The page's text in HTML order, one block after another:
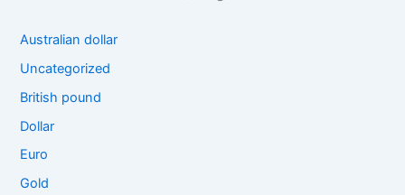
Australian dollar
Uncategorized
British pound
Dollar
Euro
Gold